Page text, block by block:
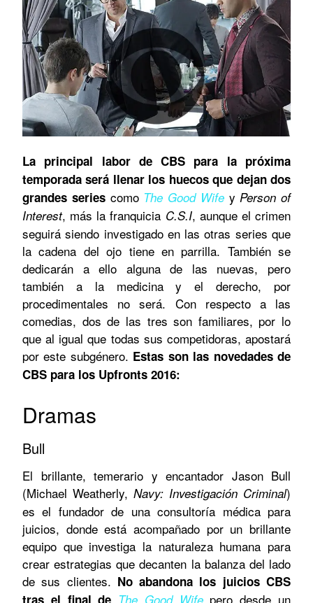
La principal labor de CBS para la próxima
temporada será llenar los huecos que dejan dos
grandes seriescomoThe Good Wifey Person of
Interest, más la franquicia C.S.I, aunque el crimen
seguirá siendo investigado en las otras series que
la cadena del ojo tiene en parrilla. También se
dedicarán a ello alguna de las nuevas, pero
también a la medicina y el derecho, por
procedimentales no será. Con respecto a las
comedias, dos de las tres son familiares, por lo
que al igual que todas sus competidoras, apostará
por este subgénero. Estas son las novedades de
CBS para los Upfronts 2016:
Dramas
Bull
El brillante, temerario y encantador Jason Bull
(Michael Weatherly, Navy: Investigación Criminal)
es el fundador de una consultoría médica para
juicios, donde está acompañado por un brillante
equipo que investiga la naturaleza humana para
crear estrategias que decanten la balanza del lado
de sus clientes. No abandona los juicios CBS
tras el final de The Good Wifepero desde un